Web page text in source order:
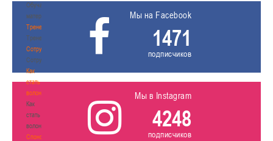
Обучающие
материалы
Тренерам
Тренерам
Сотрудничество
Сотрудничество
Как
стать
волонтером
Как
стать
волонтером
Спонсоры
Мы на Facebook
1471
подписчиков
Мы в Instagram
4248
подписчиков